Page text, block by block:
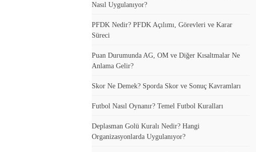
Nasıl Uygulanıyor?
PFDK Nedir? PFDK Açılımı, Görevleri ve Karar
Süreci
Puan Durumunda AG, OM ve Diğer Kısaltmalar Ne
Anlama Gelir?
Skor Ne Demek? Sporda Skor ve Sonuç Kavramları
Futbol Nasıl Oynanır? Temel Futbol Kuralları
Deplasman Golü Kuralı Nedir? Hangi
Organizasyonlarda Uygulanıyor?